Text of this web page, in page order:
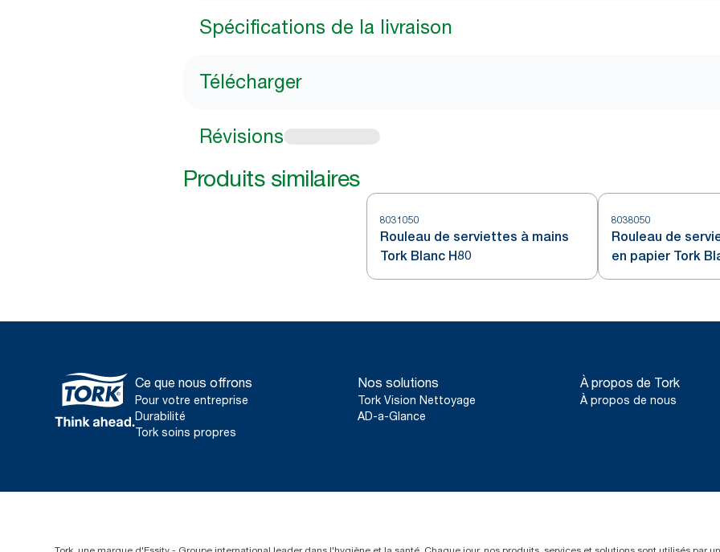
Spécifications de la livraison
Télécharger
Révisions
Produits similaires
8031050
Rouleau de serviettes à mains
Tork Blanc H80
8038050
Rouleau de
en papier Tork
Ce que nous offrons
Pour votre entreprise
Durabilité
Tork soins propres
Nos solutions
Tork Vision Nettoyage
AD-a-Glance
À propos de Tork
À propos de nous